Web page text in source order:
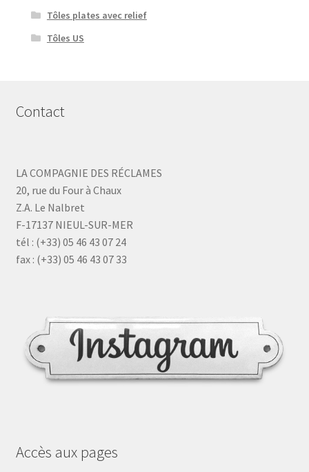
Tôles plates avec relief
Tôles US
Contact
LA COMPAGNIE DES RÉCLAMES
20, rue du Four à Chaux
Z.A. Le Nalbret
F-17137 NIEUL-SUR-MER
tél : (+33) 05 46 43 07 24
fax : (+33) 05 46 43 07 33
Accès aux pages